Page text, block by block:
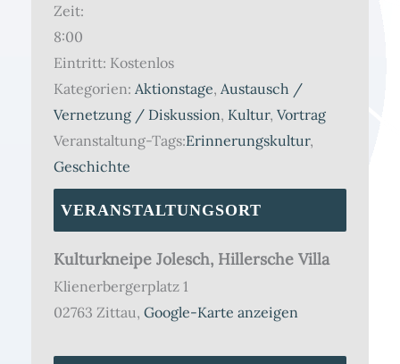
Zeit:
8:00
Eintritt: Kostenlos
Kategorien: Aktionstage, Austausch /
Vernetzung / Diskussion, Kultur, Vortrag
Veranstaltung-Tags:Erinnerungskultur,
Geschichte
VERANSTALTUNGSORT
Kulturkneipe Jolesch, Hillersche Villa
Klienerbergerplatz 1
02763 Zittau, Google-Karte anzeigen